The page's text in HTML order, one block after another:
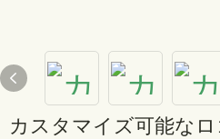
カスタマイズ可能な